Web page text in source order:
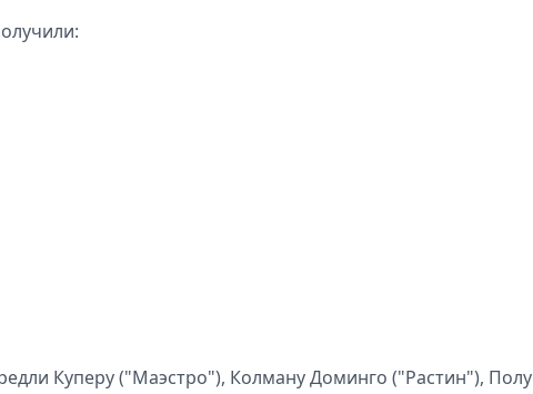
Куперу ("Маэстро"), Колману Доминго ("Растин"), Полу